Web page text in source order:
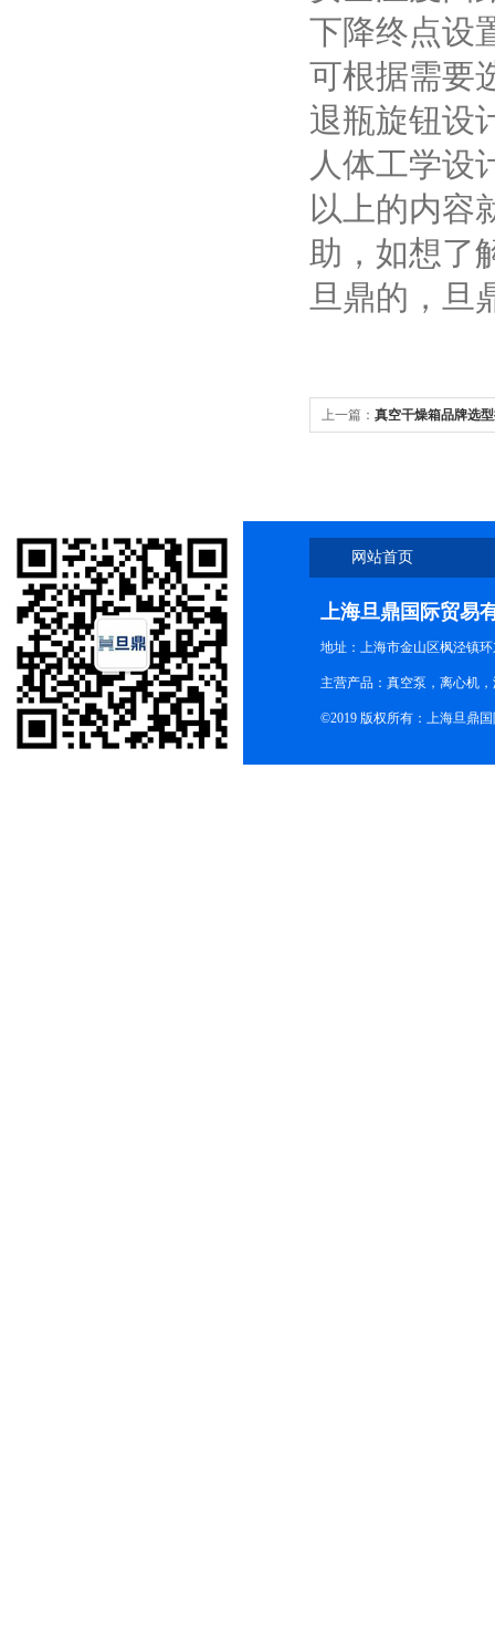
下降终点设
可根据需要
退瓶旋钮设
人体工学设
以上的内容
助，如想了
旦鼎的， 旦
上一篇： 真空干燥箱品牌选
网站首页
上海旦鼎国际贸易
地址：上海市金山区枫泾镇
主营产品：真空泵，离心机
©2019 版权所有：上海旦鼎